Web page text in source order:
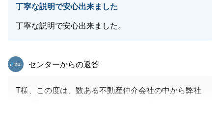
丁寧な説明で安心出来ました
丁寧な説明で安心出来ました。
東急リバブル
センターからの返答
T様、この度は、数ある不動産仲介会社の中から弊社